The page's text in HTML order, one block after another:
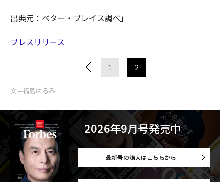
出典元：ベター・プレイス調べ」
プレスリリース
1 2
文＝福島はるみ
2026年9月号発売中
最新号の購入はこちらから